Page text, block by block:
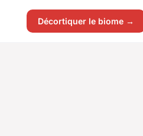
Décortiquer le biome →